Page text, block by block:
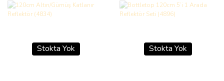
Stokta Yok Stokta Yok